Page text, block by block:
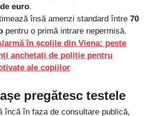
euro.
însă amenzi standard între 70
pentru o primă intrare nepermisă.
în școlile din Viena: peste
anchetați de poliție pentru
ale copiilor
pregătesc testele
încă în faza de consultare publică,